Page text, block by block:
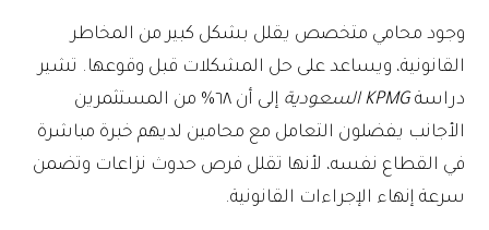
وجود محامي متخصص يقلل بشكل كبير من المخاطر
القانونية، ويساعد على حل المشكلات قبل وقوعها. تشير
دراسةKPMG السعودية
إلى أن ٦٨% من المستثمرين
الأجانب يفضلون التعامل مع محامين لديهم خبرة مباشرة
في القطاع نفسه، لأنها تقلل فرص حدوث نزاعات وتضمن
سرعة إنهاء الإجراءات القانونية.